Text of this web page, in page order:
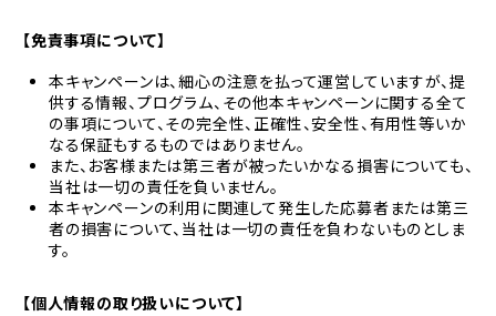
【免責事項について】
本キャンペーンは、細心の注意を払って運営していますが、提
供する情報、プログラム、その他本キャンペーンに関する全て
の事項について、その完全性、正確性、安全性、有用性等いか
なる保証もするものではありません。
また、お客様または第三者が被ったいかなる損害についても、
当社は一切の責任を負いません。
本キャンペーンの利用に関連して発生した応募者または第三
者の損害について、当社は一切の責任を負わないものとしま
す。
【個人情報の取り扱いについて】